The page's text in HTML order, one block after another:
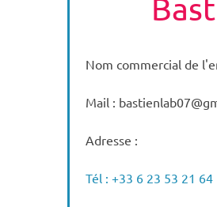
Nom commercial de
Mail :
Adresse :
Tél : +33 6 23 53 21 64